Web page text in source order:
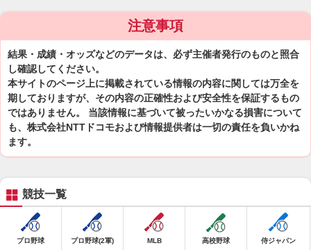
注意事項
結果・成績・オッズなどのデータは、必ず主催者発行のものと照合
し確認してください。
本サイトのページ上に掲載されている情報の内容に関しては万全を
期しておりますが、その内容の正確性および安全性を保証するもの
ではありません。 当該情報に基づいて被ったいかなる損害について
も、株式会社NTTドコモおよび情報提供者は一切の責任を負いかね
ます。
競技一覧
プロ野球 プロ野球(2軍) MLB 高校野球 侍ジャパン